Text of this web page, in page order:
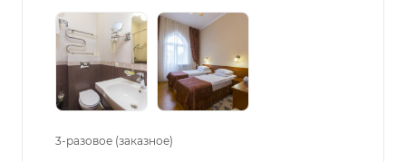
3-разовое (заказное)